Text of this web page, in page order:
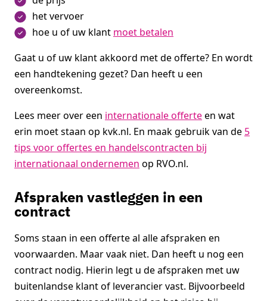
het vervoer
hoe u of uw klant moet betalen
Gaat u of uw klant akkoord met de offerte? En wordt
een handtekening gezet? Dan heeft u een
overeenkomst.
Lees meer over een internationale offerteen wat
erin moet staan op kvk.nl. En maak gebruik van de 5
tips voor offertes en handelscontracten bij
internationaal ondernemen op RVO.nl.
Afspraken vastleggen in een
contract
Soms staan in een offerte al alle afspraken en
voorwaarden. Maar vaak niet. Dan heeft u nog een
contract nodig. Hierin legt u de afspraken met uw
buitenlandse klant of leverancier vast. Bijvoorbeeld